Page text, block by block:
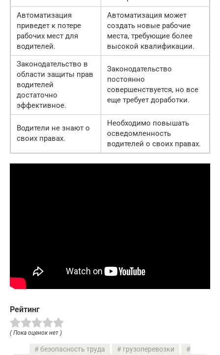
Автоматизация
приведет к потере
рабочих мест для
водителей.
Автоматизация может
создать новые рабочие
места, требующие более
высокой квалификации.
Законодательство в
области защиты прав
водителей
достаточно
эффективное.
Законодательство
постоянно
совершенствуется, но все
еще требует доработки.
Водители не знают о
своих правах.
Необходимо повышать
осведомленность
водителей о своих правах.
Рейтинг
( Пока оценок нет )
безопасность труда
грузоперевозки